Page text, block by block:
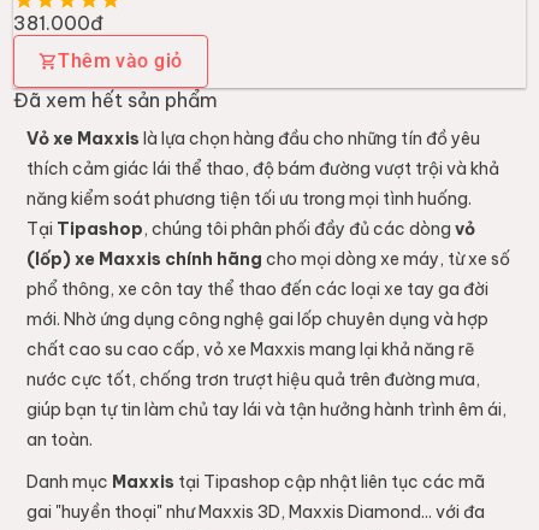
381.000đ
Thêm vào giỏ
Đã xem hết sản phẩm
Vỏ xe Maxxis là lựa chọn hàng đầu cho những tín đồ yêu
thích cảm giác lái thể thao, độ bám đường vượt trội và khả
năng kiểm soát phương tiện tối ưu trong mọi tình huống.
Tại Tipashop, chúng tôi phân phối đầy đủ các dòng vỏ
(lốp) xe Maxxis chính hãng cho mọi dòng xe máy, từ xe số
phổ thông, xe côn tay thể thao đến các loại xe tay ga đời
mới. Nhờ ứng dụng công nghệ gai lốp chuyên dụng và hợp
chất cao su cao cấp, vỏ xe Maxxis mang lại khả năng rẽ
nước cực tốt, chống trơn trượt hiệu quả trên đường mưa,
giúp bạn tự tin làm chủ tay lái và tận hưởng hành trình êm ái,
an toàn.
Danh mục Maxxis tại Tipashop cập nhật liên tục các mã
gai "huyền thoại" như Maxxis 3D, Maxxis Diamond... với đa